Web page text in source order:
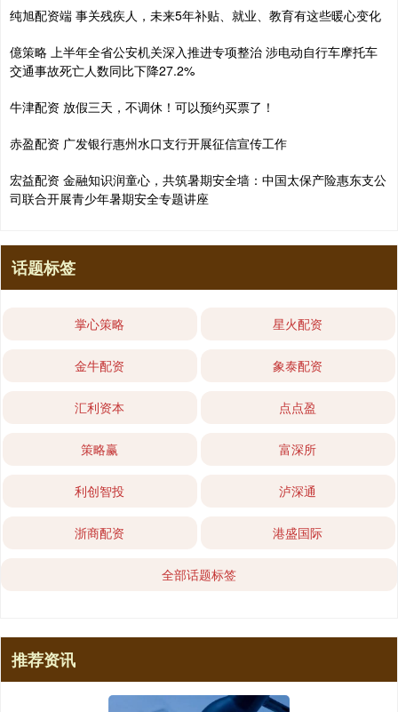
纯旭配资端 事关残疾人，未来5年补贴、就业、教育有这些暖心变化
億策略 上半年全省公安机关深入推进专项整治 涉电动自行车摩托车
交通事故死亡人数同比下降27.2%
牛津配资 放假三天，不调休！可以预约买票了！
赤盈配资 广发银行惠州水口支行开展征信宣传工作
宏益配资 金融知识润童心，共筑暑期安全墙：中国太保产险惠东支公
司联合开展青少年暑期安全专题讲座
话题标签
掌心策略 星火配资
金牛配资 象泰配资
汇利资本 点点盈
策略赢 富深所
利创智投 泸深通
浙商配资 港盛国际
全部话题标签
推荐资讯